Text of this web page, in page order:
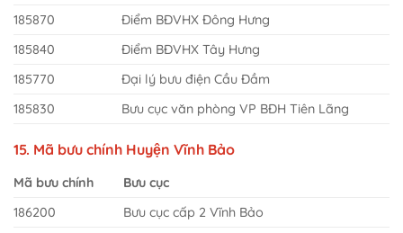
185870
Điểm BĐVHX Đông Hưng
185840
Điểm BĐVHX Tây Hưng
185770
Đại lý bưu điện Cầu Đầm
185830
Bưu cục văn phòng VP BĐH Tiên Lãng
15. Mã bưu chính Huyện Vĩnh Bảo
Mã bưu chính
Bưu cục
186200
Bưu cục cấp 2 Vĩnh Bảo